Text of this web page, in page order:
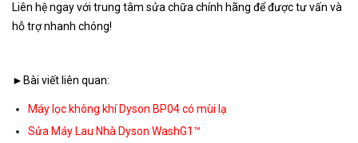
Liên hệ ngay với trung tâm sửa chữa chính hãng để được tư vấn và
hỗ trợ nhanh chóng!
►Bài viết liên quan:
Máy lọc không khí Dyson BP04 có mùi lạ
Sửa Máy Lau Nhà Dyson WashG1™